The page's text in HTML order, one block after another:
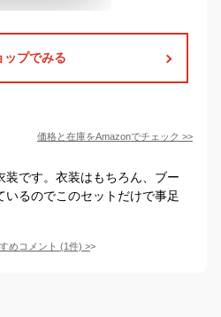
ップでみる
価格と在庫をAmazonでチェック >>
装です。衣装はもちろん、ブー
いるのでこのセットだけで事足
めコメント (1件) >